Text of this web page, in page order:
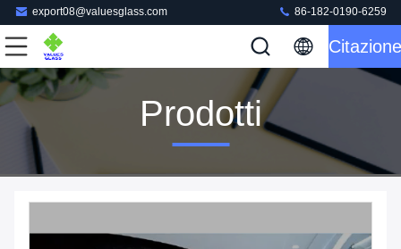
export08@valuesglass.com 86-182-0190-6259
Citazione
Prodotti